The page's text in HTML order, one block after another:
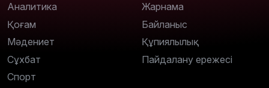
Аналитика
Қоғам
Мәдениет
Сұхбат
Спорт
Жарнама
Байланыс
Құпиялылық
Пайдалану ережесі